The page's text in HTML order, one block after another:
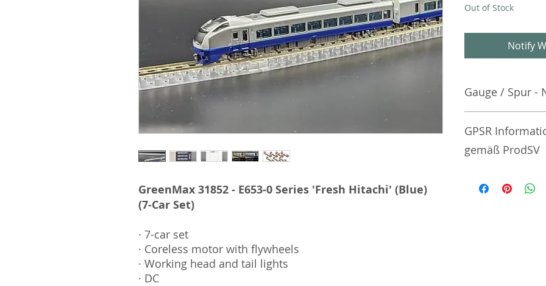
GreenMax 31852 - E653-0 Series 'Fresh Hitachi' (Blue)
(7-Car Set)
· 7-car set
· Coreless motor with flywheels
· Working head and tail lights
· DC
Out of Stock
Notify
Gauge / Spur -
GPSR
gemäß ProdSV
Manufacturer /